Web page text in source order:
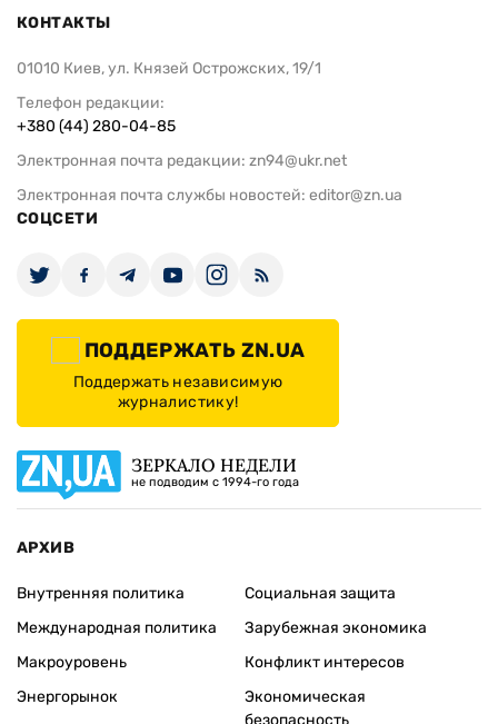
КОНТАКТЫ
01010 Киев, ул. Князей Острожских, 19/1
Телефон редакции:
+380 (44) 280-04-85
Электронная почта редакции: zn94@ukr.net
Электронная почта службы новостей: editor@zn.ua
СОЦСЕТИ
ПОДДЕРЖАТЬ ZN.UA
Поддержать независимую
журналистику!
ЗЕРКАЛО НЕДЕЛИ
не подводим с 1994-го года
АРХИВ
Внутренняя политика
Международная политика
Макроуровень
Энергорынок
Социальная защита
Зарубежная экономика
Конфликт интересов
Экономическая